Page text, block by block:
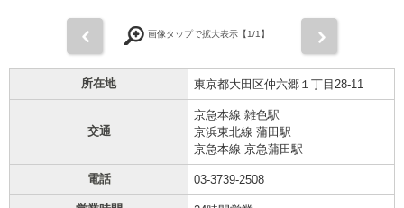
画像タップで拡大表示【1/1】
所在地 東京都大田区仲六郷１丁目28-11
交通
京急本線 雑色駅
京浜東北線 蒲田駅
京急本線 京急蒲田駅
電話 03-3739-2508